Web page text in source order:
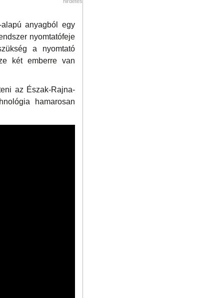
anyagból egy
nyomtatófeje
a nyomtató
két emberre van
az Észak-Rajna-
hamarosan